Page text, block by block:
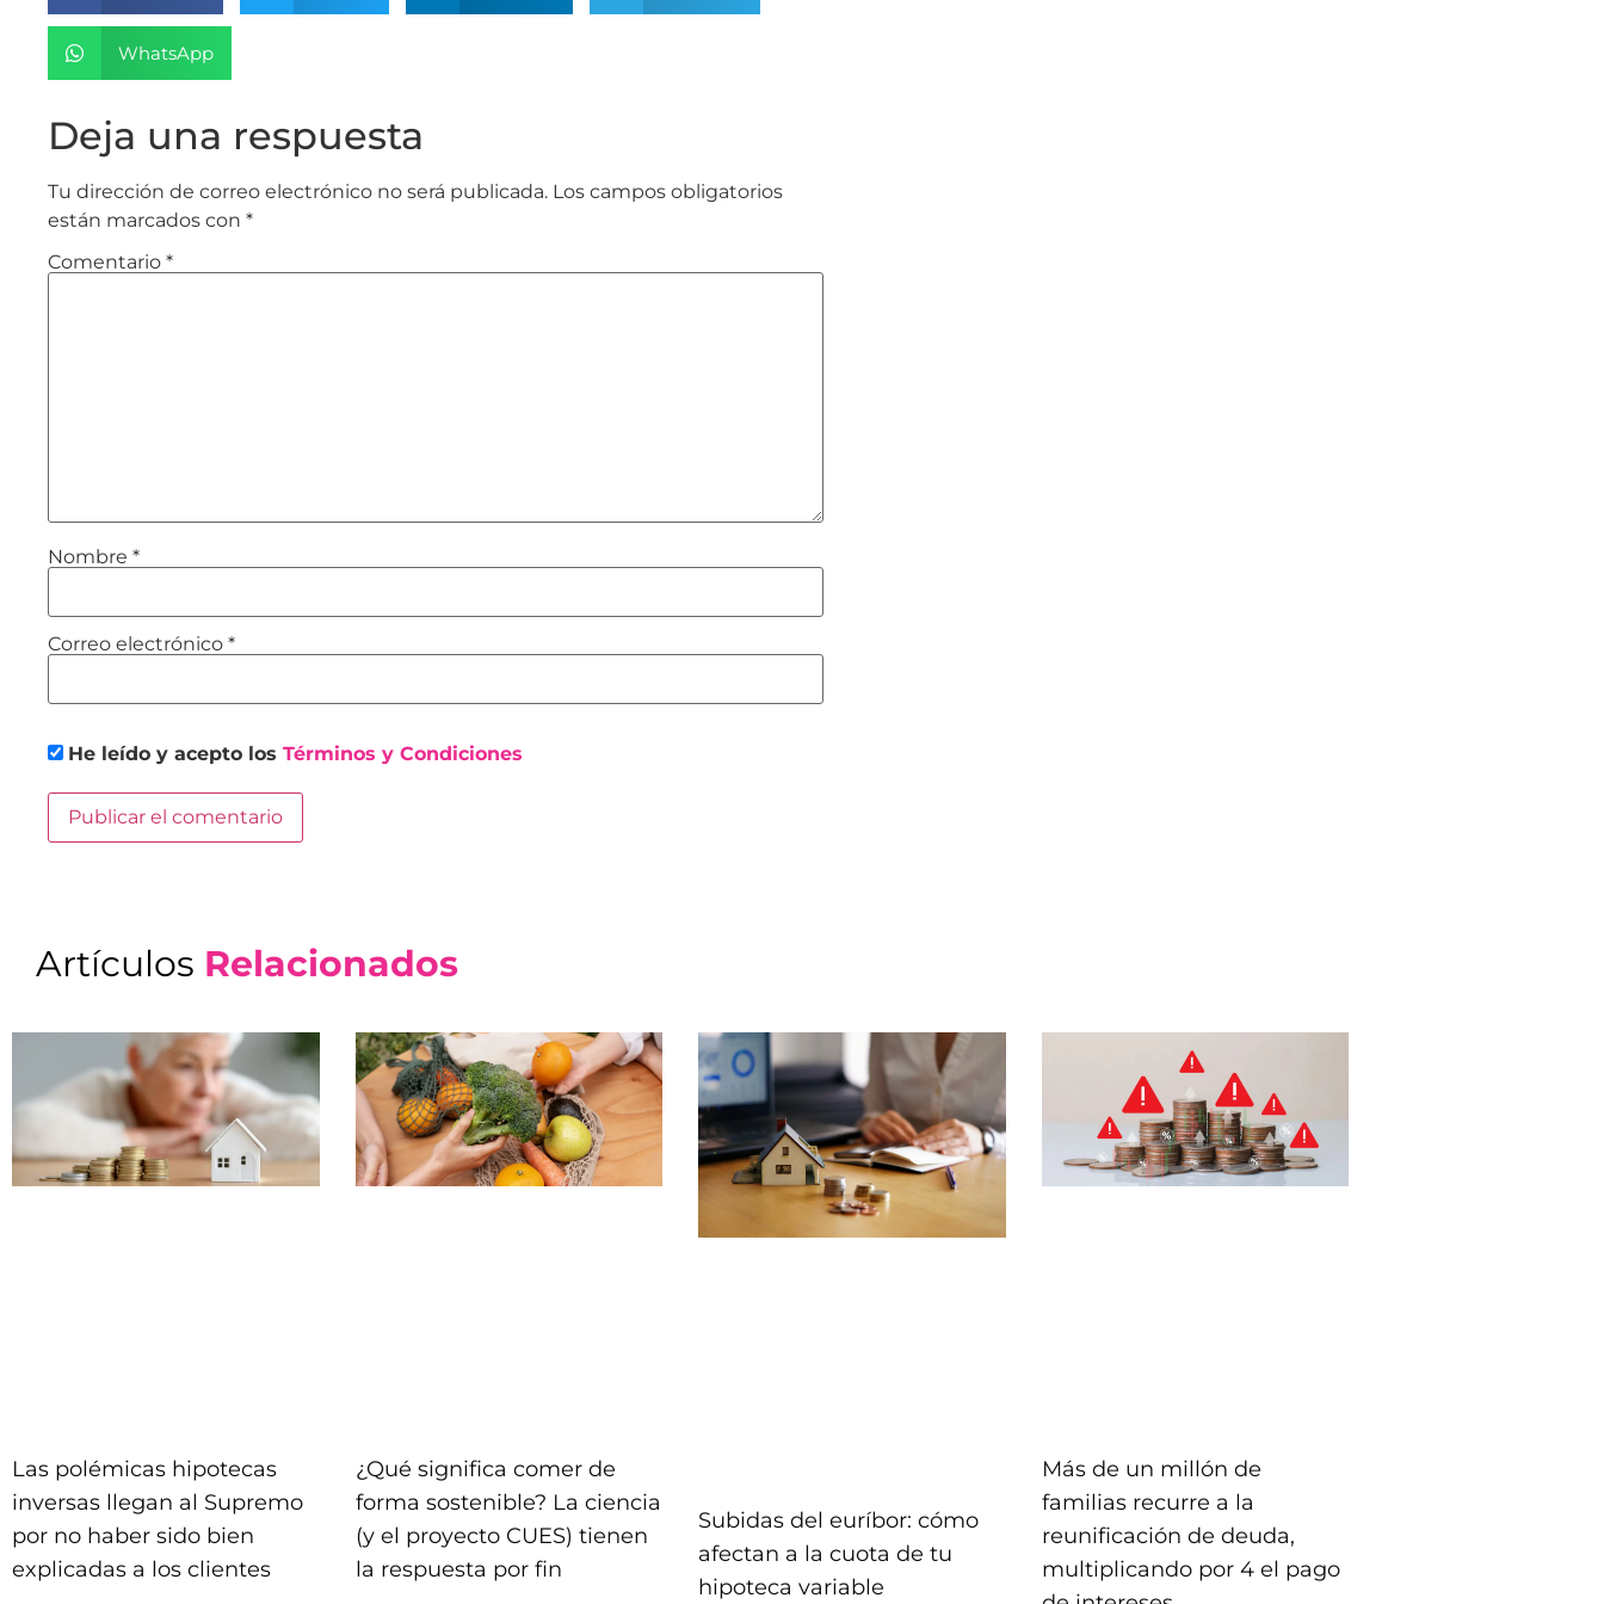
WhatsApp
Deja una respuesta
Tu dirección de correo electrónico no será publicada. Los campos obligatorios
están marcados con *
Comentario *
Nombre *
Correo electrónico *
He leído y acepto los Términos y Condiciones
Artículos Relacionados
Las polémicas hipotecas
inversas llegan al Supremo
por no haber sido bien
explicadas a los clientes
¿Qué significa comer de
forma sostenible? La ciencia
(y el proyecto CUES) tienen
la respuesta por fin
Subidas del euríbor: cómo
afectan a la cuota de tu
hipoteca variable
Más de un millón de
familias recurre a la
reunificación de deuda,
multiplicando por 4 el pago